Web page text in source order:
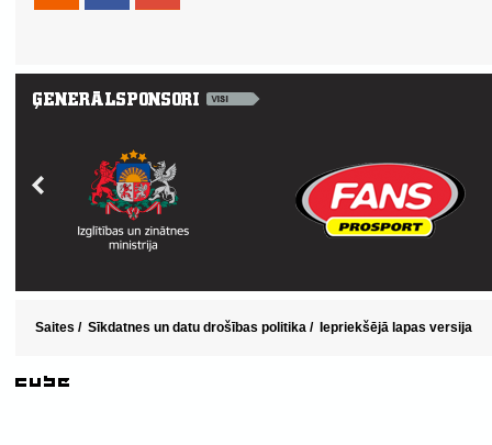
Saites / Sīkdatnes un datu drošības politika / Iepriekšējā lapas versija